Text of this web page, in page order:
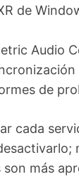
de
Audio
de
cada
más